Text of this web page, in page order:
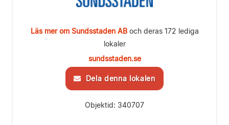
Läs mer om Sundsstaden ABoch deras 172 lediga
lokaler
sundsstaden.se
Dela denna lokalen
Objektid: 340707